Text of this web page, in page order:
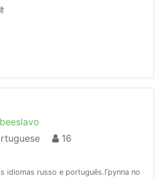
16
idiomas russo e português.Группа по